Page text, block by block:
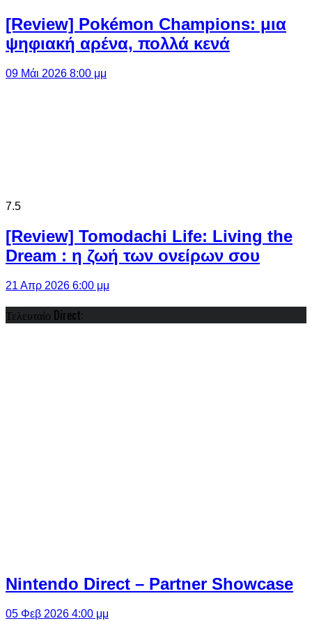
[Review] Pokémon Champions: μια
ψηφιακή αρένα, πολλά κενά
09 Μάι 2026 8:00 μμ
7.5
[Review] Tomodachi Life: Living the
Dream : η ζωή των ονείρων σου
21 Απρ 2026 6:00 μμ
Τελευταίο Direct:
Nintendo Direct – Partner Showcase
05 Φεβ 2026 4:00 μμ